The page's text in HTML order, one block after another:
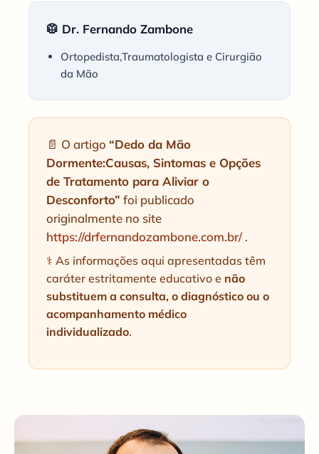
🥼 Dr. Fernando Zambone
Ortopedista,Traumatologista e Cirurgião
da Mão
📄 O artigo “Dedo da Mão
Dormente:Causas, Sintomas e Opções
de Tratamento para Aliviar o
Desconforto” foi publicado
originalmente no site
https://drfernandozambone.com.br/.
⚕️ As informações aqui apresentadas têm
caráter estritamente educativo e não
substituem a consulta, o diagnóstico ou o
acompanhamento médico
individualizado.